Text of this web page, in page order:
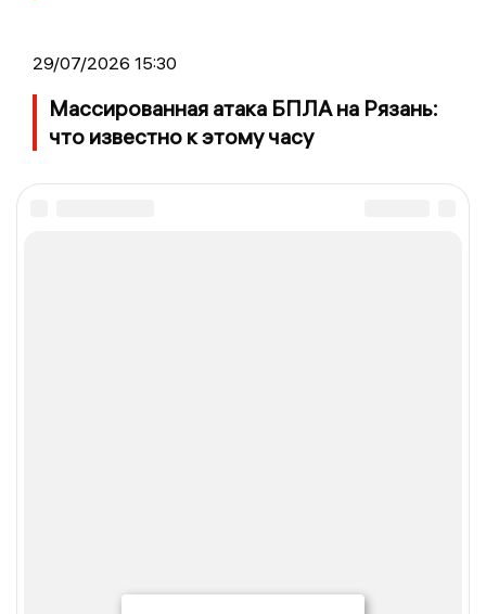
29/07/2026 15:30
Массированная атака БПЛА на Рязань:
что известно к этому часу